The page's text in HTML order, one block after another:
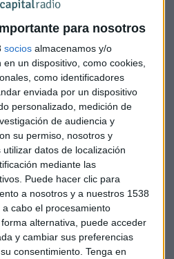
para nosotros
socios almacenamos y/o
un dispositivo, como cookies,
como identificadores
enviada por un dispositivo
personalizado, medición de
de audiencia y
su permiso, nosotros y
datos de localización
mediante las
Puede hacer clic para
a nosotros y a nuestros 1538
cabo el procesamiento
alternativa, puede acceder
y cambiar sus preferencias
consentimiento. Tenga en
euros hasta 1.400 millones
De beneficio, la compañía ha
los trabajadores, frente a los
durante el año anterior.
que los salarios no tienen
mejoramos en productividad".